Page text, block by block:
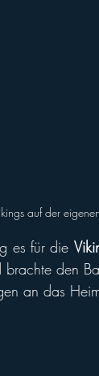
auf der
es für die
den
an das